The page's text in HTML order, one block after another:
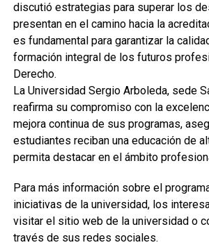
discutió estrategias para superar los
presentan en el camino hacia la
es fundamental para garantizar la
formación integral de los futuros
Derecho.
La Universidad Sergio Arboleda, sede
reafirma su compromiso con la
mejora continua de sus programas,
estudiantes reciban una educación de
permita destacar en el ámbito
Para más información sobre el
iniciativas de la universidad, los
visitar el sitio web de la universidad o
través de sus redes sociales.